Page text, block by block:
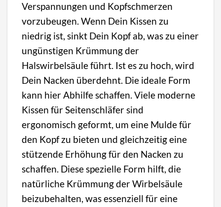
Verspannungen und Kopfschmerzen
vorzubeugen. Wenn Dein Kissen zu
niedrig ist, sinkt Dein Kopf ab, was zu einer
ungünstigen Krümmung der
Halswirbelsäule führt. Ist es zu hoch, wird
Dein Nacken überdehnt. Die ideale Form
kann hier Abhilfe schaffen. Viele moderne
Kissen für Seitenschläfer sind
ergonomisch geformt, um eine Mulde für
den Kopf zu bieten und gleichzeitig eine
stützende Erhöhung für den Nacken zu
schaffen. Diese spezielle Form hilft, die
natürliche Krümmung der Wirbelsäule
beizubehalten, was essenziell für eine